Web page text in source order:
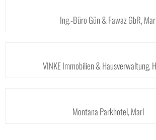
Ing.-Büro Gün & Fawaz GbR,
VINKE Immobilien & Hausverwaltung,
Montana Parkhotel, Marl